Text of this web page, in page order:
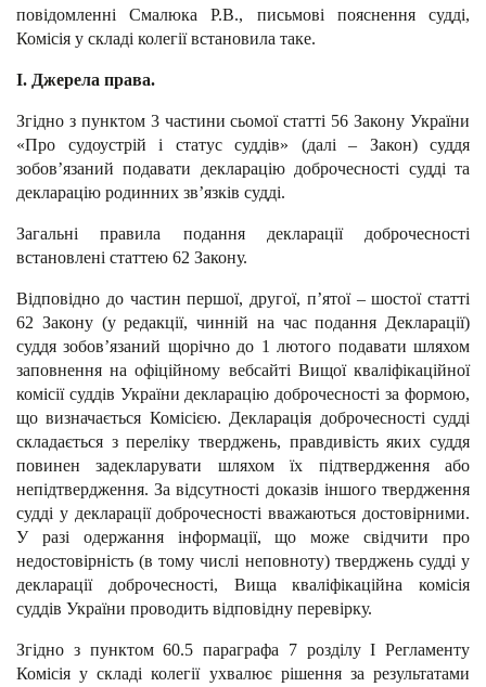
повідомленні Смалюка Р.В., письмові пояснення судді,
Комісія у складі колегії встановила таке.
І. Джерела права.
Згідно з пунктом 3 частини сьомої статті 56 Закону України
«Про судоустрій і статус суддів» (далі – Закон) суддя
зобов’язаний подавати декларацію доброчесності судді та
декларацію родинних зв’язків судді.
Загальні правила подання декларації доброчесності
встановлені статтею 62 Закону.
Відповідно до частин першої, другої, п’ятої – шостої статті
62 Закону (у редакції, чинній на час подання Декларації)
суддя зобов’язаний щорічно до 1 лютого подавати шляхом
заповнення на офіційному вебсайті Вищої кваліфікаційної
комісії суддів України декларацію доброчесності за формою,
що визначається Комісією. Декларація доброчесності судді
складається з переліку тверджень, правдивість яких суддя
повинен задекларувати шляхом їх підтвердження або
непідтвердження. За відсутності доказів іншого твердження
судді у декларації доброчесності вважаються достовірними.
У разі одержання інформації, що може свідчити про
недостовірність (в тому числі неповноту) тверджень судді у
декларації доброчесності, Вища кваліфікаційна комісія
суддів України проводить відповідну перевірку.
Згідно з пунктом 60.5 параграфа 7 розділу І Регламенту
Комісія у складі колегії ухвалює рішення за результатами